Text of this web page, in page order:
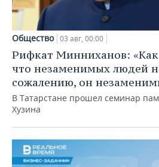
Общество 03 авг, 00:00
Рифкат Минниханов:
что незаменимых людей
сожалению, он
В Татарстане прошел семинар
Хузина